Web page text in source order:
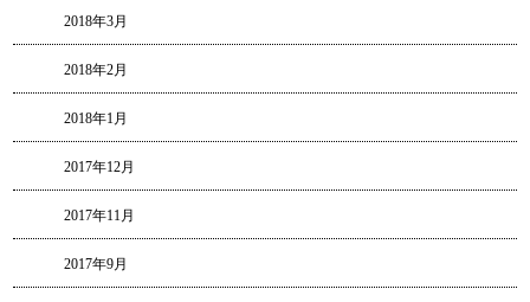
2018年3月
2018年2月
2018年1月
2017年12月
2017年11月
2017年9月